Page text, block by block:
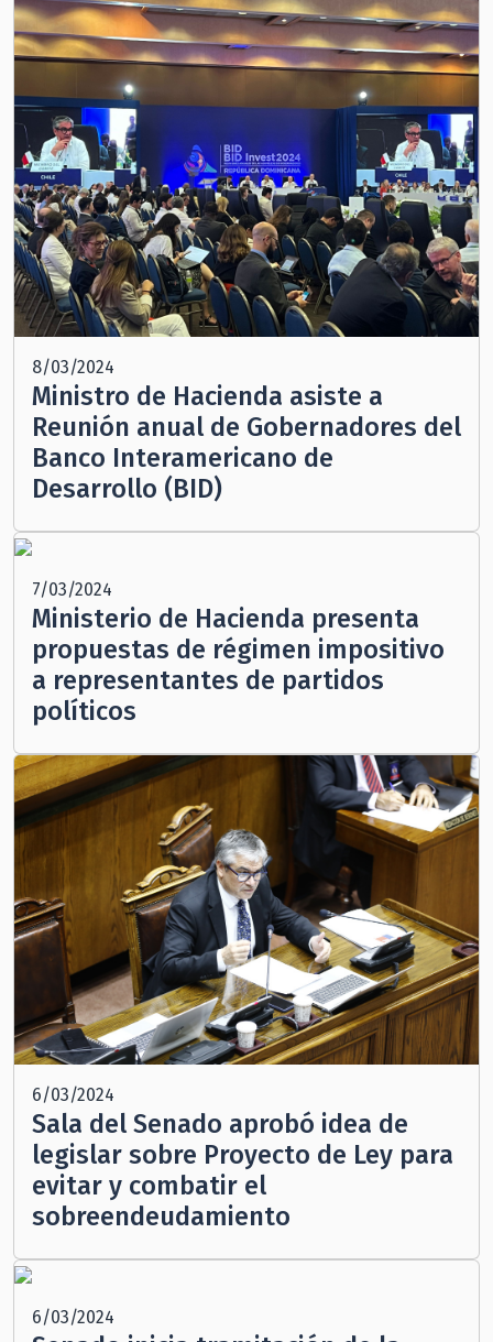
8/03/2024
Ministro de Hacienda asiste a
Reunión anual de Gobernadores del
Banco Interamericano de
Desarrollo (BID)
7/03/2024
Ministerio de Hacienda presenta
propuestas de régimen impositivo
a representantes de partidos
políticos
6/03/2024
Sala del Senado aprobó idea de
legislar sobre Proyecto de Ley para
evitar y combatir el
sobreendeudamiento
6/03/2024